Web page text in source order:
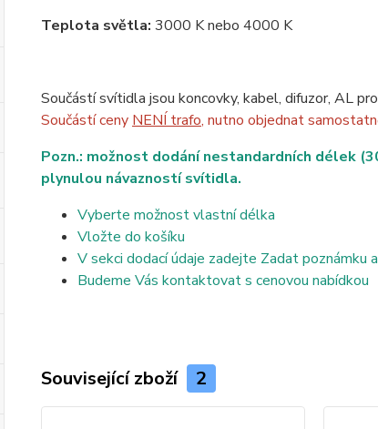
Teplota světla: 3000 K nebo 4000 K
Součástí svítidla jsou koncovky, kabel, difuzor, AL
Součástí ceny NENÍ trafo, nutno objednat
Pozn.: možnost dodání nestandardních délek
plynulou návazností svítidla.
Vyberte možnost vlastní délka
Vložte do košíku
V sekci dodací údaje zadejte Zadat poznámku
Budeme Vás kontaktovat s cenovou nabídkou
Související zboží 2